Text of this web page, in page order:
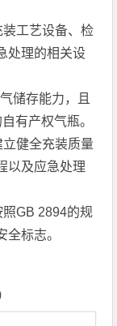
工艺设备、检
处理的相关设
储存能力，且
有产权气瓶。
健全充装质量
以及应急处理
GB 2894的规
标志。